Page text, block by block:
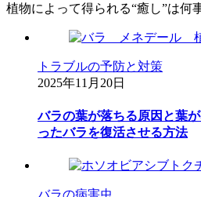
植物によって得られる“癒し”は何
トラブルの予防と対策
2025年11月20日
バラの葉が落ちる原因と葉
ったバラを復活させる方法